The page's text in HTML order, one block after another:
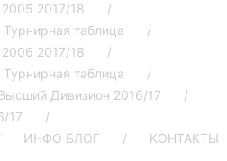
2017/18
Турнирная таблица
2017/18
Турнирная таблица
Дивизион 2016/17
17
ИНФО БЛОГ КОНТАКТЫ